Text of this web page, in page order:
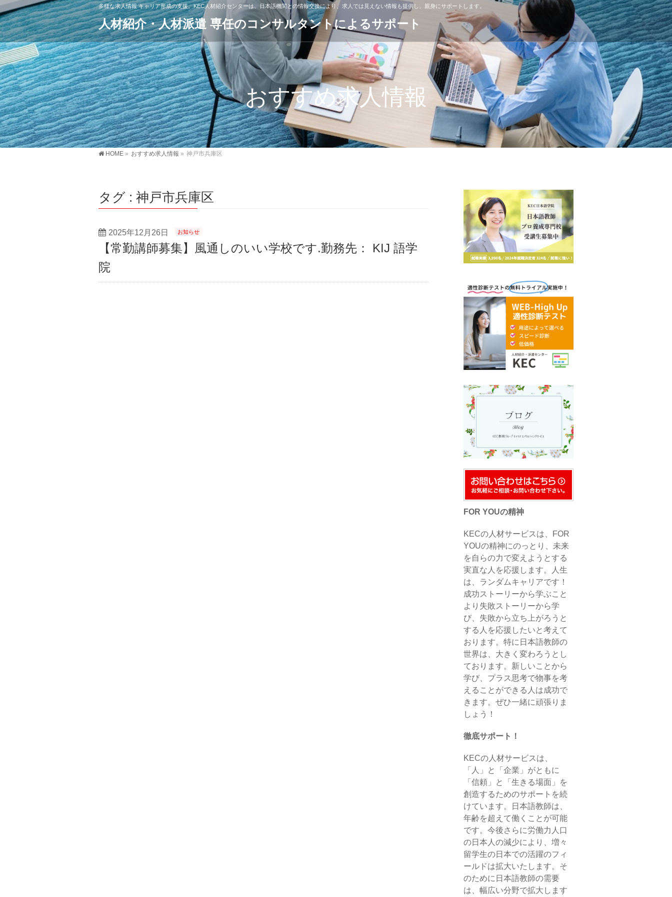
多様な求人情報 キャリア形成の支援。KEC人材紹介センターは、日本語機関との情報交換により、求人では見えない情報も提供し、親身にサポートします。
人材紹介・人材派遣 専任のコンサルタントによるサポート
おすすめ求人情報
HOME » おすすめ求人情報 » 神戸市兵庫区
タグ : 神戸市兵庫区
2025年12月26日 お知らせ
【常勤講師募集】風通しのいい学校です.勤務先： KIJ 語学
院
FOR YOUの精神
KECの人材サービスは、FOR
YOUの精神にのっとり、未来
を自らの力で変えようとする
実直な人を応援します。人生
は、ランダムキャリアです！
成功ストーリーから学ぶこと
より失敗ストーリーから学
び、失敗から立ち上がろうと
する人を応援したいと考えて
おります。特に日本語教師の
世界は、大きく変わろうとし
ております。新しいことから
学び、プラス思考で物事を考
えることができる人は成功で
きます。ぜひ一緒に頑張りま
しょう！
徹底サポート！
KECの人材サービスは、
「人」と「企業」がともに
「信頼」と「生きる場面」を
創造するためのサポートを続
けています。日本語教師は、
年齢を超えて働くことが可能
です。今後さらに労働力人口
の日本人の減少により、増々
留学生の日本での活躍のフィ
ールドは拡大いたします。そ
のために日本語教師の需要
は、幅広い分野で拡大します